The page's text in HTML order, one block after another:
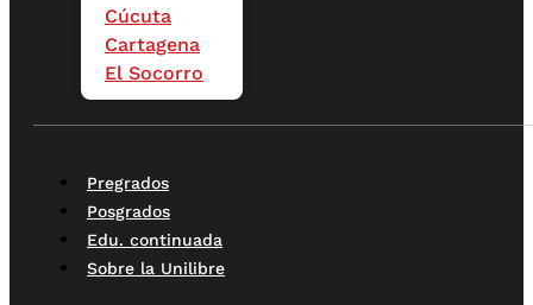
Cúcuta
Cartagena
El Socorro
Pregrados
Posgrados
Edu. continuada
Sobre la Unilibre